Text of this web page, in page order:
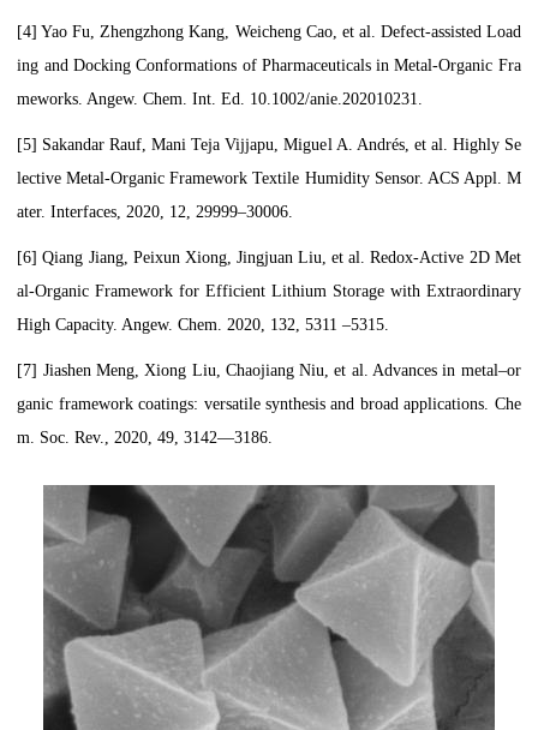
[4] Yao Fu, Zhengzhong Kang, Weicheng Cao, et al. Defect-assisted Load
ing and Docking Conformations of Pharmaceuticals in Metal-Organic Fra
meworks. Angew. Chem. Int. Ed. 10.1002/anie.202010231.
[5] Sakandar Rauf, Mani Teja Vijjapu, Miguel A. Andrés, et al. Highly Se
lective Metal-Organic Framework Textile Humidity Sensor. ACS Appl. M
ater. Interfaces, 2020, 12, 29999–30006.
[6] Qiang Jiang, Peixun Xiong, Jingjuan Liu, et al. Redox-Active 2D Met
al-Organic Framework for Efficient Lithium Storage with Extraordinary
High Capacity. Angew. Chem. 2020, 132, 5311 –5315.
[7] Jiashen Meng, Xiong Liu, Chaojiang Niu, et al. Advances in metal–or
ganic framework coatings: versatile synthesis and broad applications. Che
m. Soc. Rev., 2020, 49, 3142—3186.